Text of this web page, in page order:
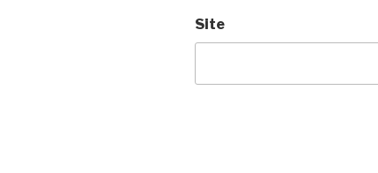
Site